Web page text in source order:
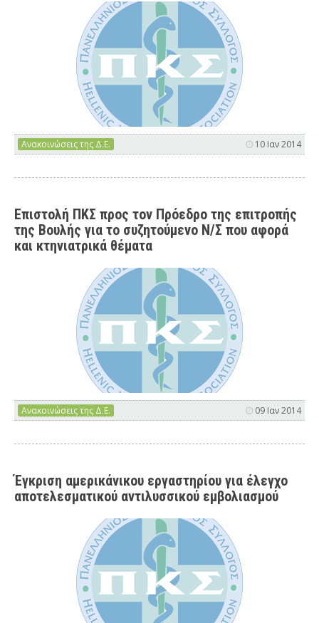
Ανακοινώσεις της Δ.Ε. 10 Ιαν 2014
Επιστολή ΠΚΣ προς τον Πρόεδρο της επιτροπής
της Βουλής για το συζητούμενο Ν/Σ που αφορά
και κτηνιατρικά θέματα
Ανακοινώσεις της Δ.Ε. 09 Ιαν 2014
Έγκριση αμερικάνικου εργαστηρίου για έλεγχο
αποτελεσματικού αντιλυσσικού εμβολιασμού